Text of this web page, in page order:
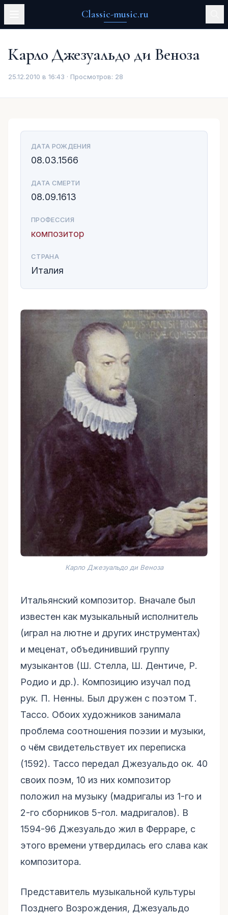
Classic-music.ru
Карло Джезуальдо ди Веноза
25.12.2010 в 16:43 · Просмотров: 28
ДАТА РОЖДЕНИЯ
08.03.1566
ДАТА СМЕРТИ
08.09.1613
ПРОФЕССИЯ
композитор
СТРАНА
Италия
Карло Джезуальдо ди Веноза
Итальянский композитор. Вначале был
известен как музыкальный исполнитель
(играл на лютне и других инструментах)
и меценат, объединивший группу
музыкантов (Ш. Стелла, Ш. Дентиче, Р.
Родио и др.). Композицию изучал под
рук. П. Ненны. Был дружен с поэтом Т.
Тассо. Обоих художников занимала
проблема соотношения поэзии и музыки,
о чём свидетельствует их переписка
(1592). Тассо передал Джезуальдо ок. 40
своих поэм, 10 из них композитор
положил на музыку (мадригалы из 1-го и
2-го сборников 5-гол. мадригалов). В
1594-96 Джезуальдо жил в Ферраре, с
этого времени утвердилась его слава как
композитора.
Представитель музыкальной культуры
Позднего Возрождения, Джезуальдо